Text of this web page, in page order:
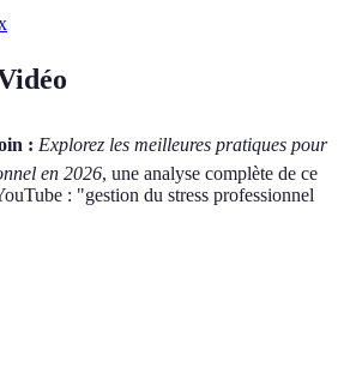
: Explorez les meilleures pratiques pour
en 2026, une analyse complète de ce
: "gestion du stress professionnel